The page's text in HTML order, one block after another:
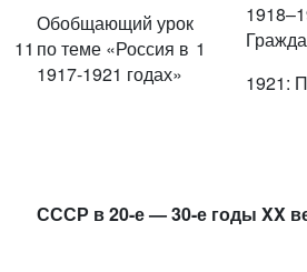
11
Обобщающий урок
по теме «Россия в
1917-1921 годах»
1
1921:
СССР в 20-е — 30-е годы XX